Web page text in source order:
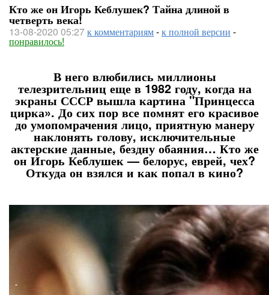
Кто же он Игорь Кеблушек? Тайна длиной в
четверть века!
13-08-2020 05:27к комментариям-к полной версии -
понравилось!
В него влюбились миллионы
телезрительниц еще в 1982 году, когда на
экраны СССР вышла картина "Принцесса
цирка». До сих пор все помнят его красивое
до умопомрачения лицо, приятную манеру
наклонять голову, исключительные
актерские данные, бездну обаяния… Кто же
он Игорь Кеблушек — белорус, еврей, чех?
Откуда он взялся и как попал в кино?